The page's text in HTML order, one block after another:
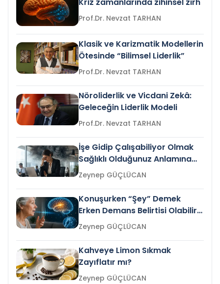
Prof.Dr. Nevzat TARHAN
Klasik ve Karizmatik Modellerin
Ötesinde “Bilimsel Liderlik”
Prof.Dr. Nevzat TARHAN
Nöroliderlik ve Vicdani Zekâ:
Geleceğin Liderlik Modeli
Prof.Dr. Nevzat TARHAN
İşe Gidip Çalışabiliyor Olmak
Sağlıklı Olduğunuz Anlamına
Gelir mi?Zeynep GÜÇLÜCAN
Konuşurken “Şey” Demek
Erken Demans Belirtisi Olabilir
mi?
Zeynep GÜÇLÜCAN
Kahveye Limon Sıkmak
Zayıflatır mı?
Zeynep GÜÇLÜCAN